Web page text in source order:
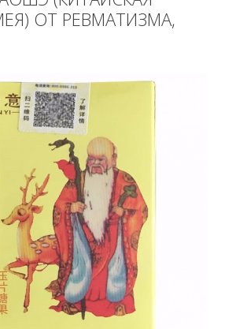
ОТ РЕВМАТИЗМА,